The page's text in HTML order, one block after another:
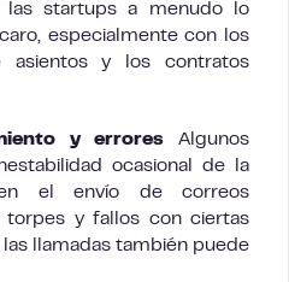
las startups a menudo lo
especialmente con los
asientos y los contratos
y errores Algunos
ocasional de la
el envío de correos
torpes y fallos con ciertas
llamadas también puede